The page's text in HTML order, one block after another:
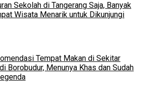
Sekolah di Tangerang Saja, Banyak
Wisata Menarik untuk Dikunjungi
Tempat Makan di Sekitar
Borobudur, Menunya Khas dan Sudah